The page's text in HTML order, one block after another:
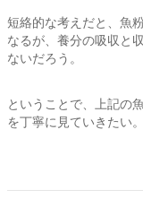
短絡的な考えだと、魚
なるが、養分の吸収と
ないだろう。
ということで、上記の
を丁寧に見ていきたい。